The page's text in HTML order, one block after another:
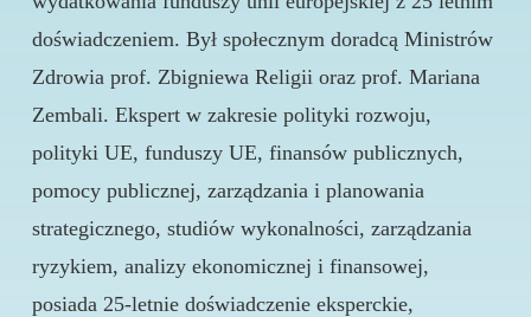
doświadczeniem. Był społecznym doradcą Ministrów
Zdrowia prof. Zbigniewa Religii oraz prof. Mariana
Zembali. Ekspert w zakresie polityki rozwoju,
polityki UE, funduszy UE, finansów publicznych,
pomocy publicznej, zarządzania i planowania
strategicznego, studiów wykonalności, zarządzania
ryzykiem, analizy ekonomicznej i finansowej,
posiada 25-letnie doświadczenie eksperckie,